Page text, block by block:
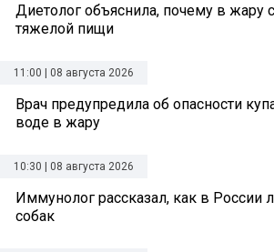
Диетолог объяснила, почему в жару
тяжелой пищи
11:00 | 08 августа 2026
Врач предупредила об опасности
воде в жару
10:30 | 08 августа 2026
Иммунолог рассказал, как в России
собак